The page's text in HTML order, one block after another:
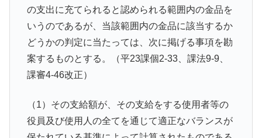
の支出に充てられると認められる範囲内の金品を
いうのであるが、当該範囲内の金品に該当するか
どうかの判定に当たっては、次に掲げる事項を勘
案するものとする。（平23課個2-33、課法9-9、
課審4-46改正）
（1）その支給額が、その支給をする使用者等の
役員及び使用人の全てを通じて適正なバランスが